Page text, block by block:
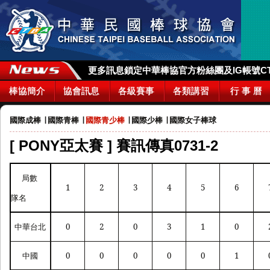
更多訊息鎖定中華棒協官方粉絲團及IG帳號
棒協簡介 協會訊息 各級賽事 各類講習 行 事 曆
國際成棒 國際青棒 國際青少棒 國際少棒 國際女子棒球
[ PONY亞太賽 ] 賽訊傳真0731-2
局數
隊名
1 2 3 4 5 6
中華台北 0 2 0 3 1 0
中國 0 0 0 0 0 1